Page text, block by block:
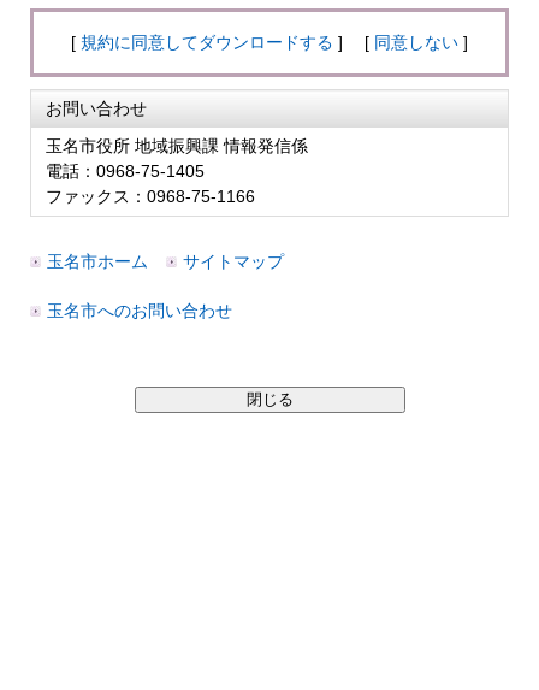
[ 規約に同意してダウンロードする ] [ 同意しない ]
お問い合わせ
玉名市役所 地域振興課 情報発信係
電話：0968-75-1405
ファックス：0968-75-1166
玉名市ホーム サイトマップ
玉名市へのお問い合わせ